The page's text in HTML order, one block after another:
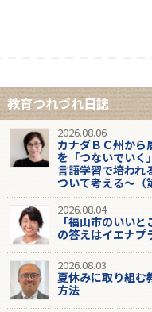
教育つれづれ日誌
2026.08.06
カナダＢＣ州から
を「つないでいく
言語学習で培われ
ついて考える～（
2026.08.04
「福山市のいい
の答えはイエナプ
2026.08.03
夏休みに取り組む
方法